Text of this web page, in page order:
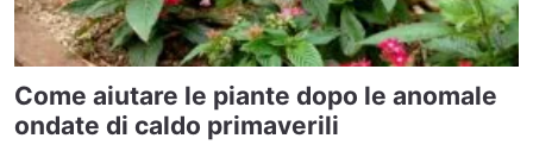
Come aiutare le piante dopo le anomale
ondate di caldo primaverili